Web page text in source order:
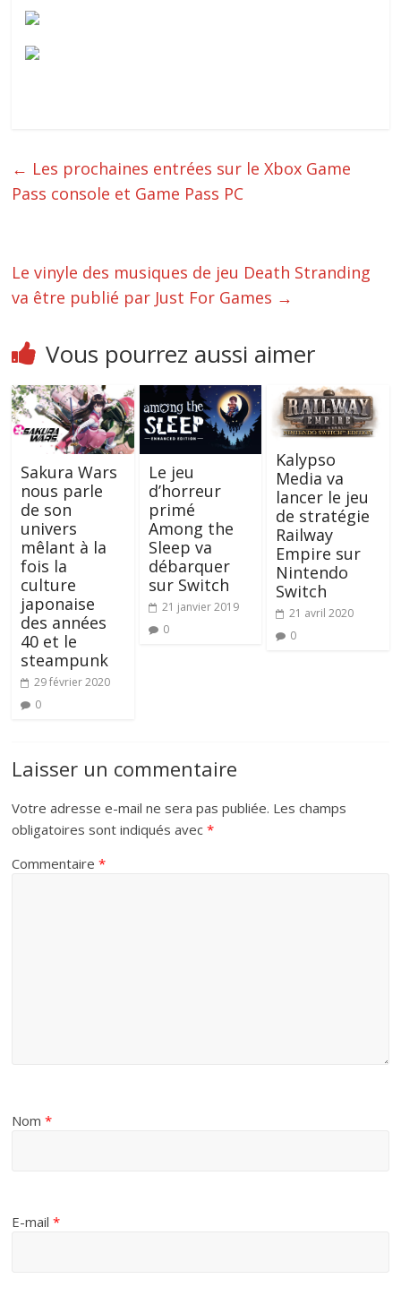
← Les prochaines entrées sur le Xbox Game
Pass console et Game Pass PC
Le vinyle des musiques de jeu Death Stranding
va être publié par Just For Games →
Vous pourrez aussi aimer
Sakura Wars
nous parle
de son
univers
mêlant à la
fois la
culture
japonaise
des années
40 et le
steampunk
29 février 2020
0
Le jeu
d’horreur
primé
Among the
Sleep va
débarquer
sur Switch
21 janvier 2019
0
Kalypso
Media va
lancer le jeu
de stratégie
Railway
Empire sur
Nintendo
Switch
21 avril 2020
0
Laisser un commentaire
Votre adresse e-mail ne sera pas publiée. Les champs
obligatoires sont indiqués avec*
Commentaire*
Nom*
E-mail*